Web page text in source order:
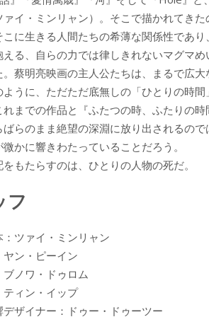
ァイ・ミンリャン）。そこで描かれてき
こに生きる人間たちの希薄な関係性であ
える、自らの力では律しきれないマグマ
。蔡明亮映画の主人公たちは、まるで広
ように、ただただ底無しの「ひとりの時間
までの作品と『ふたつの時、ふたりの
ばらのまま絶望の深淵に放り出されるの
かに響きわたっていることだろう。
もたらすのは、ひとりの人物の死だ。
フ
：ツァイ・ミンリャン
ン・ピーイン
ノワ・ドゥロム
ティン・イップ
ザイナー：ドゥー・ドゥーツー